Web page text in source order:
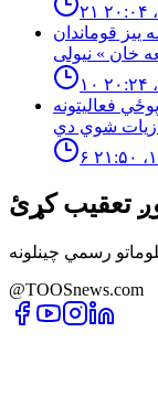
ييز قوماندان
فعالیتونه
تعقیب کړئ
@TOOSnews.com